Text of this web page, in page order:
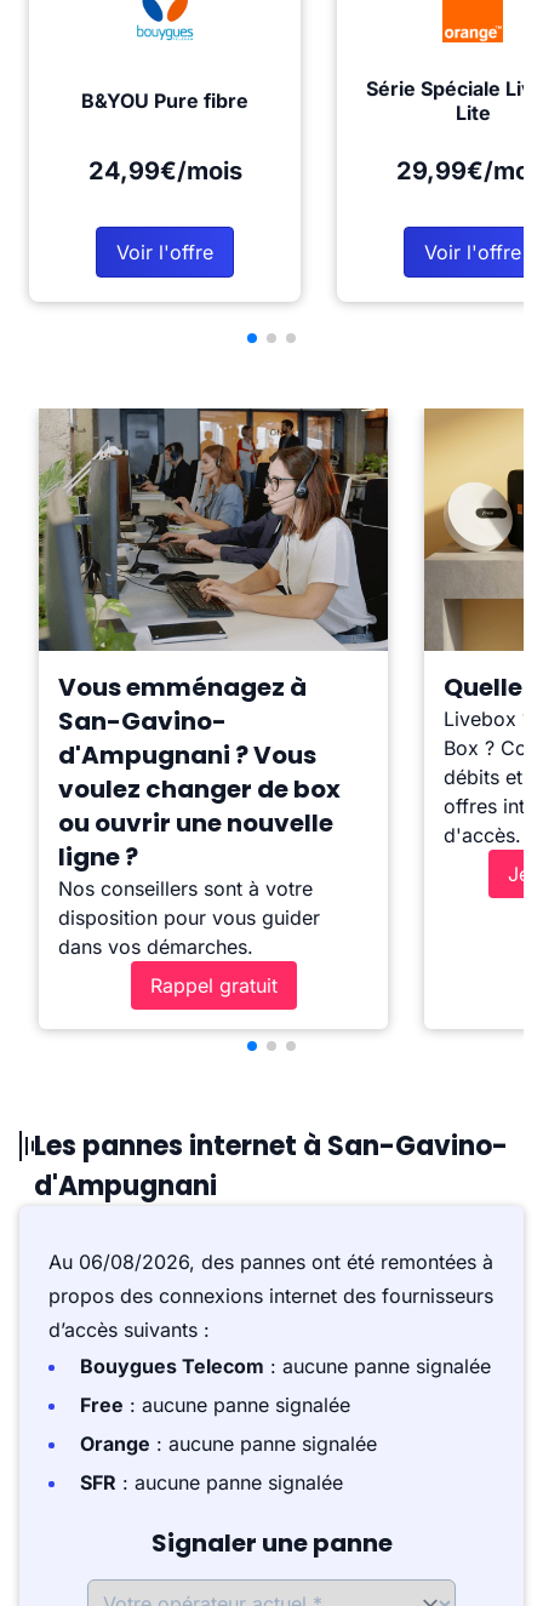
B&YOU Pure fibre
24,99€/mois
Voir l'offre
Série Spéciale
Lite
29,99€/
Voir l'offre
Vous emménagez à
San-Gavino-
d'Ampugnani ? Vous
voulez changer de box
ou ouvrir une nouvelle
ligne ?
Nos conseillers sont à votre
disposition pour vous guider
dans vos démarches.
Rappel gratuit
Quelle
Livebox ?
Box ?
débits et
offres
d'accès.
Je
Les pannes internet à San-Gavino-
d'Ampugnani
Au 06/08/2026, des pannes ont été remontées à
propos des connexions internet des fournisseurs
d’accès suivants :
Bouygues Telecom : aucune panne signalée
Free : aucune panne signalée
Orange : aucune panne signalée
SFR : aucune panne signalée
Signaler une panne